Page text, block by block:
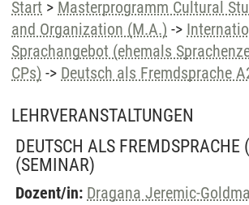
Start > Masterprogramm Cultural
and Organization (M.A.) ->
Sprachangebot (ehemals
CPs) -> Deutsch als Fremdsprache
LEHRVERANSTALTUNGEN
DEUTSCH ALS FREMDSPRACHE
(SEMINAR)
Dozent/in: Dragana Jeremic-